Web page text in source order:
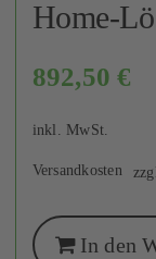
Home-
892,50€
inkl. MwSt.
Versandkosten
In den